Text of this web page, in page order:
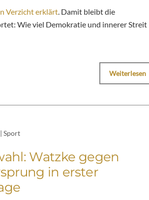
Verzicht erklärt . Damit bleibt die
Wie viel Demokratie und innerer Streit
Weiterlesen
| Sport
Watzke gegen
in erster